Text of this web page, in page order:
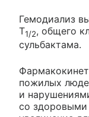
Гемодиализ
T1/2, общего
сульбактама.
пожилых
и
со